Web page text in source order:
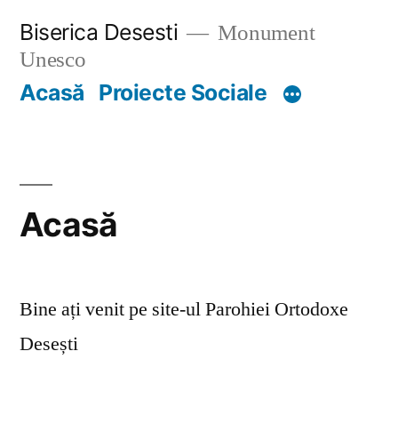
content
Biserica Desesti
Monument
Unesco
Acasă Proiecte Sociale
Acasă
Bine ați venit pe site-ul Parohiei Ortodoxe
Desești